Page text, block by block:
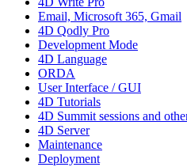
Email, Microsoft 365, Gmail
4D Qodly Pro
Development Mode
4D Language
ORDA
User Interface / GUI
4D Tutorials
4D Summit sessions and
4D Server
Maintenance
Deployment